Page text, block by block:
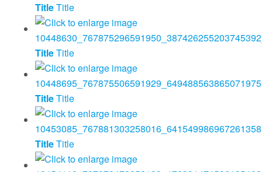
TitleTitle
TitleTitle
TitleTitle
TitleTitle